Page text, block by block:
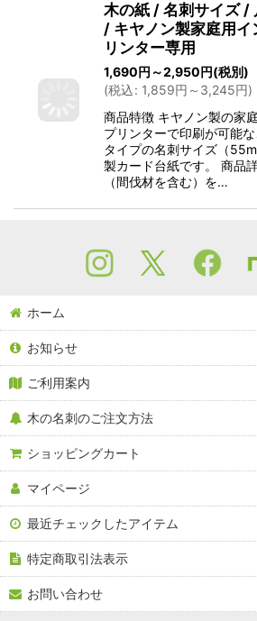
木の紙 / 名刺サイズ /
/ キヤノン製家庭用イ
リンター専用
1,690円 ～2,950円(税別)
(税込: 1,859円 ～3,245円)
商品特徴 キヤノン製の家
プリンターで印刷が可能
タイプの名刺サイズ（
製カード台紙です。 商品
（間伐材を含む）を…
ホーム
お知らせ
ご利用案内
木の名刺のご注文方法
ショッピングカート
マイページ
最近チェックしたアイテム
特定商取引法表示
お問い合わせ